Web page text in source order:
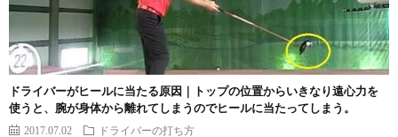
ドライバーがヒールに当たる原因｜トップの位置からいきなり遠心力を
使うと、腕が身体から離れてしまうのでヒールに当たってしまう。
2017.07.02 ドライバーの打ち方